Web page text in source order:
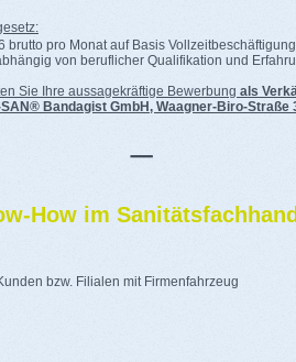
brutto pro Monat auf Basis
von beruflicher Qualifikation und
Sie Ihre aussagekräftige Bewerbung als
Bandagist GmbH, Waagner-Biro-Straße
How im
bzw. Filialen mit Firmenfahrzeug